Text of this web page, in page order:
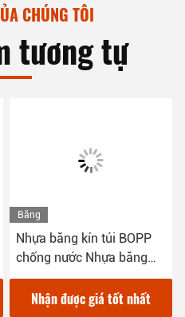
CHÚNG TÔI
tương tự
Băng
hình
Nhựa băng kín túi BOPP
chống nước Nhựa băng
BOPP rõ ràng Bao bì đơn
giảnNhận được giá tốt nhất